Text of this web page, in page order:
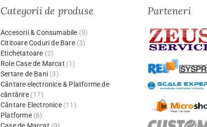
Categorii de produse
Accesorii & Consumabile (9)
Cititoare Coduri de Bare (3)
Etichetatoare (2)
Role Case de Marcat (1)
Sertare de Bani (3)
Cântare electronice & Platforme de
cântărire (17)
Cântare Electronice (11)
Platforme (6)
Case de Marcat (9)
Parteneri